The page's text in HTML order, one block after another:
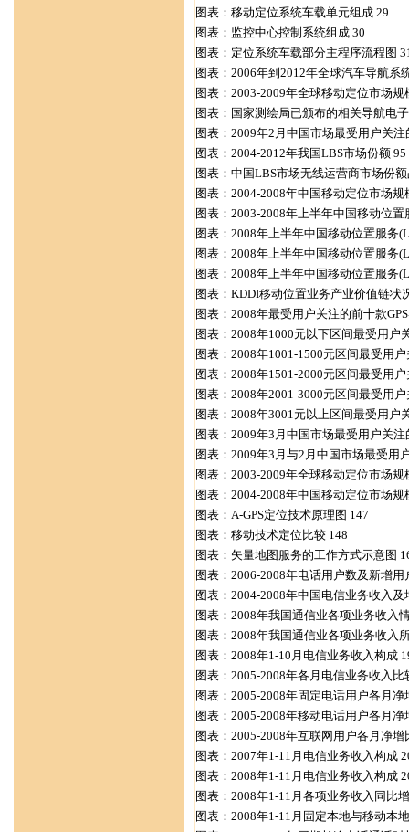
图表：移动定位系统车载单元组成 29
图表：监控中心控制系统组成 30
图表：定位系统车载部分主程序流程图
图表：2006年到2012年全球汽车导航系
图表：2003-2009年全球移动定位市场规
图表：国家测绘局已颁布的相关导航电
图表：2009年2月中国市场最受用户关注
图表：2004-2012年我国LBS市场份额 95
图表：中国LBS市场无线运营商市场份
图表：2004-2008年中国移动定位市场规
图表：2003-2008年上半年中国移动位
图表：2008年上半年中国移动位置服务
图表：2008年上半年中国移动位置服务
图表：2008年上半年中国移动位置服务
图表：KDDI移动位置业务产业价值链状
图表：2008年最受用户关注的前十款
图表：2008年1000元以下区间最受用户
图表：2008年1001-1500元区间最受用
图表：2008年1501-2000元区间最受用
图表：2008年2001-3000元区间最受用
图表：2008年3001元以上区间最受用户
图表：2009年3月中国市场最受用户关注
图表：2009年3月与2月中国市场最受用
图表：2003-2009年全球移动定位市场规
图表：2004-2008年中国移动定位市场规
图表：A-GPS定位技术原理图 147
图表：移动技术定位比较 148
图表：矢量地图服务的工作方式示意图
图表：2006-2008年电话用户数及新增用
图表：2004-2008年中国电信业务收入及
图表：2008年我国通信业各项业务收入
图表：2008年我国通信业各项业务收入
图表：2008年1-10月电信业务收入构成
图表：2005-2008年各月电信业务收入比
图表：2005-2008年固定电话用户各月净
图表：2005-2008年移动电话用户各月净
图表：2005-2008年互联网用户各月净增
图表：2007年1-11月电信业务收入构成
图表：2008年1-11月电信业务收入构成
图表：2008年1-11月各项业务收入同比
图表：2008年1-11月固定本地与移动本